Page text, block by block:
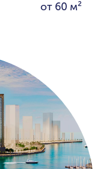
от 60 м²